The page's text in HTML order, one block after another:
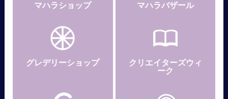
マハラショップ マハラバザール
グレデリーショップ
クリエイターズウィ
ーク